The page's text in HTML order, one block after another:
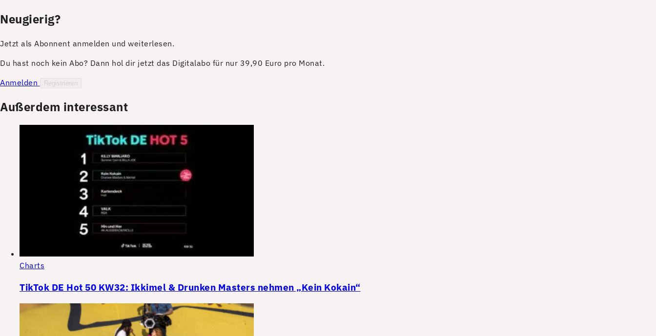
Neugierig?
Jetzt als Abonnent anmelden und weiterlesen.
Du hast noch kein Abo? Dann hol dir jetzt das Digitalabo für nur 39,90 Euro pro Monat.
Anmelden
Registrieren
Außerdem interessant
Charts
TikTok DE Hot 50 KW32: Ikkimel & Drunken Masters nehmen „Kein Kokain“